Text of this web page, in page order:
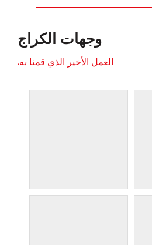
وجهات الكراج
العمل الأخير الذي قمنا به.